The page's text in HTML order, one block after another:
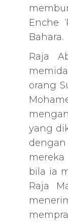
Enche
Bahara.
Raja
orang
yang
bila ia
Raja